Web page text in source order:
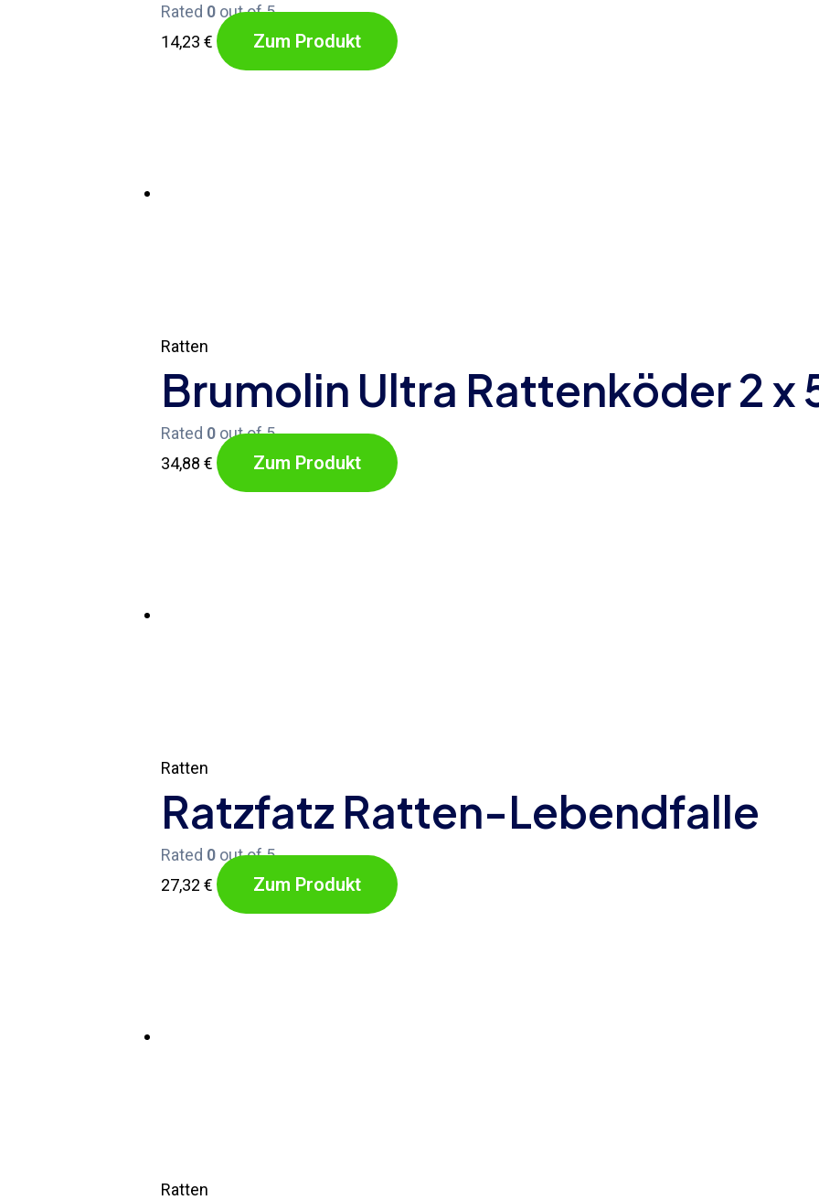
Rated 0 out of 5
14,23 € Zum Produkt
Ratten
Brumolin Ultra Rattenköder 2 x
Rated 0 out of 5
34,88 € Zum Produkt
Ratten
Ratzfatz Ratten-Lebendfalle
Rated 0 out of 5
27,32 € Zum Produkt
Ratten